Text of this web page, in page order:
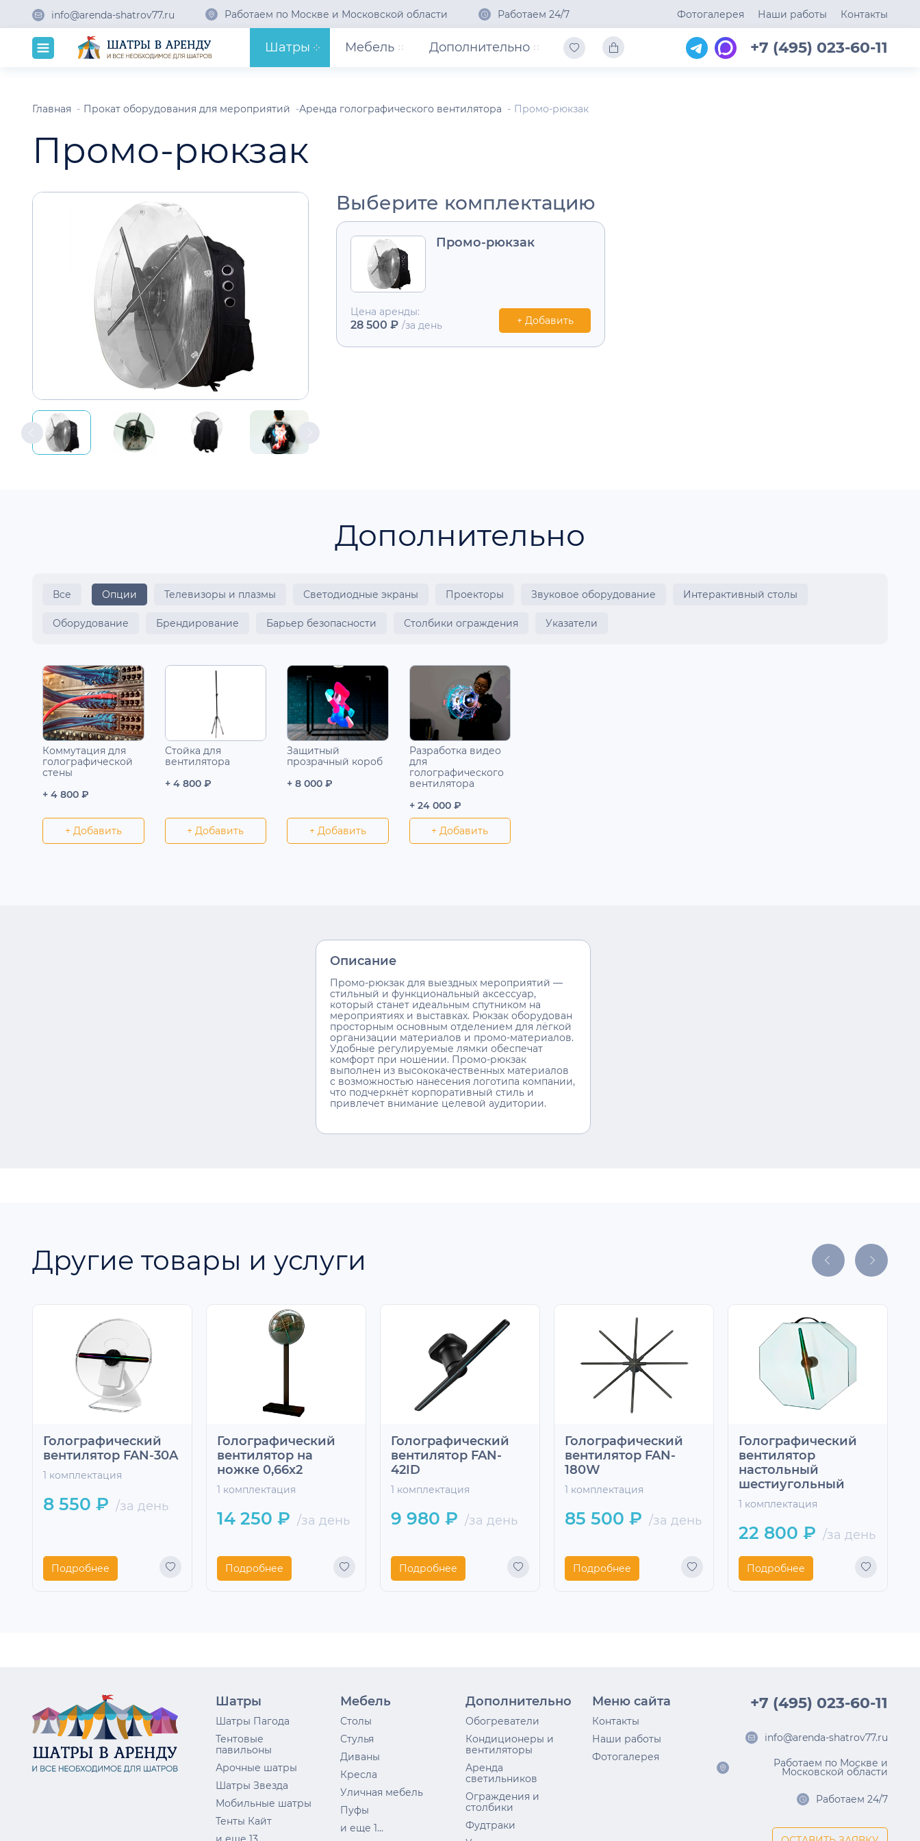
info@arenda-shatrov77.ru Работаем по Москве и Московской области Работаем 24/7 Фотогалерея Наши работы Контакты
Шатры Мебель Дополнительно +7 (495) 023-60-11
Главная Прокат оборудования для мероприятий Аренда голографического вентилятора Промо-рюкзак
Промо-рюкзак
Выберите комплектацию
Промо-рюкзак
Цена аренды:
28 500 ₽ /за день + Добавить
Дополнительно
Все Опции Телевизоры и плазмы Светодиодные экраны Проекторы Звуковое оборудование Интерактивный столы
Оборудование Брендирование Барьер безопасности Столбики ограждения Указатели
Коммутация для
голографической
стены
+ 4 800 ₽
+ Добавить
Стойка для
вентилятора
+ 4 800 ₽
+ Добавить
Защитный
прозрачный короб
+ 8 000 ₽
+ Добавить
Разработка видео
для
голографического
вентилятора
+ 24 000 ₽
+ Добавить
Описание
Промо-рюкзак для выездных мероприятий —
стильный и функциональный аксессуар,
который станет идеальным спутником на
мероприятиях и выставках. Рюкзак оборудован
просторным основным отделением для лёгкой
организации материалов и промо-материалов.
Удобные регулируемые лямки обеспечат
комфорт при ношении. Промо-рюкзак
выполнен из высококачественных материалов
с возможностью нанесения логотипа компании,
что подчеркнёт корпоративный стиль и
привлечет внимание целевой аудитории.
Другие товары и услуги
Голографический
вентилятор FAN-30A
1 комплектация
8 550 ₽ /за день
Подробнее
Голографический
вентилятор на
ножке 0,66х2
1 комплектация
14 250 ₽ /за день
Подробнее
Голографический
вентилятор FAN-
42ID
1 комплектация
9 980 ₽ /за день
Подробнее
Голографический
вентилятор FAN-
180W
1 комплектация
85 500 ₽ /за день
Подробнее
Голографический
вентилятор
настольный
шестиугольный
1 комплектация
22 800 ₽ /за день
Подробнее
Шатры
Шатры Пагода
Тентовые
павильоны
Арочные шатры
Шатры Звезда
Мобильные шатры
Тенты Кайт
Мебель
Столы
Стулья
Диваны
Кресла
Уличная мебель
Пуфы
и еще 1...
Дополнительно
Обогреватели
Кондиционеры и
вентиляторы
Аренда
светильников
Ограждения и
столбики
Фудтраки
Меню сайта
Контакты
Наши работы
Фотогалерея
+7 (495) 023-60-11
info@arenda-shatrov77.ru
Работаем по Москве и
Московской области
Работаем 24/7